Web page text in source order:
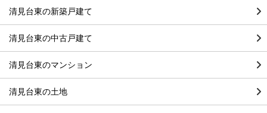
清見台東の新築戸建て
清見台東の中古戸建て
清見台東のマンション
清見台東の土地